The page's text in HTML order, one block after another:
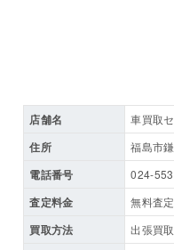
店舗名 車買取
住所 福島市
電話番号 024-
査定料金 無料査定
買取方法 出張買